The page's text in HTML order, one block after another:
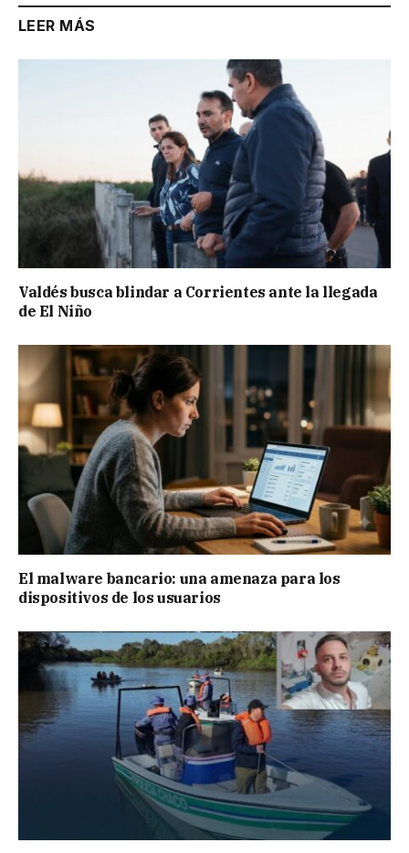
LEER MÁS
Valdés busca blindar a Corrientes ante la llegada
de El Niño
El malware bancario: una amenaza para los
dispositivos de los usuarios